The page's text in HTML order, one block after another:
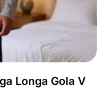
Longa Gola V